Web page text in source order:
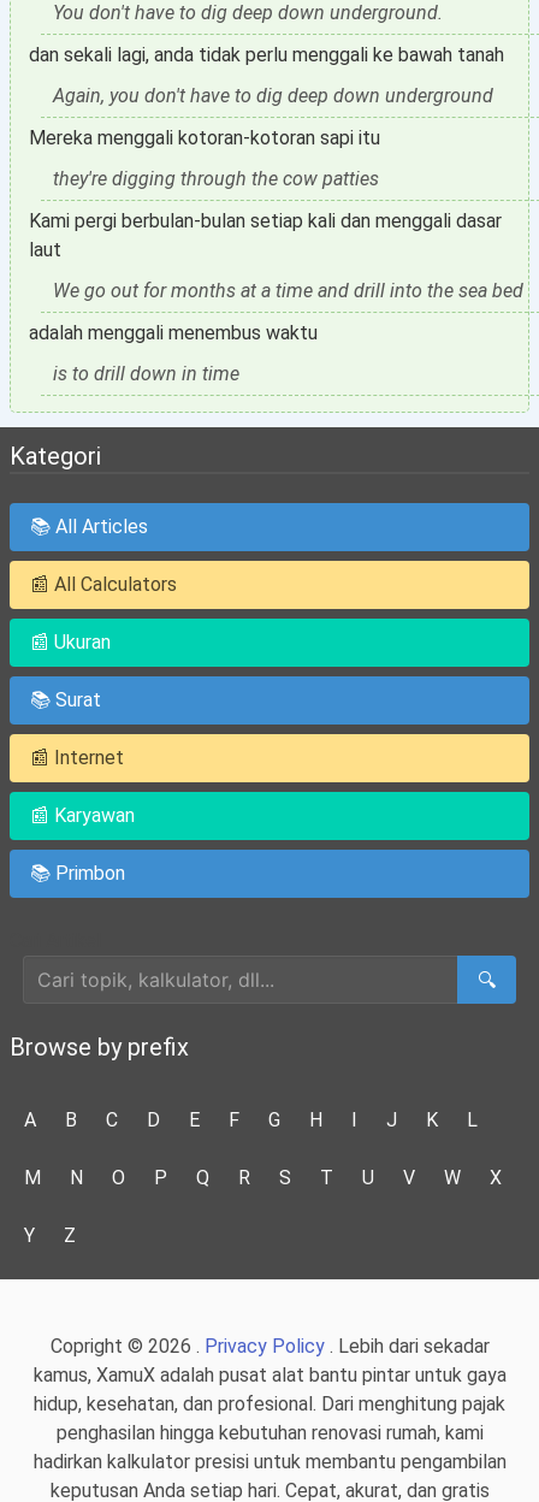
You don't have to dig deep down underground.
dan sekali lagi, anda tidak perlu menggali ke bawah tanah
Again, you don't have to dig deep down underground
Mereka menggali kotoran-kotoran sapi itu
they're digging through the cow patties
Kami pergi berbulan-bulan setiap kali dan menggali dasar
laut
We go out for months at a time and drill into the sea bed
adalah menggali menembus waktu
is to drill down in time
Kategori
📚 All Articles
📰 All Calculators
📰 Ukuran
📚 Surat
📰 Internet
📰 Karyawan
📚 Primbon
🔍
Browse by prefix
A B C D E F G H I J K L
M N O P Q R S T U V W X
Y Z
Copright © 2026 . Privacy Policy. Lebih dari sekadar
kamus, XamuX adalah pusat alat bantu pintar untuk gaya
hidup, kesehatan, dan profesional. Dari menghitung pajak
penghasilan hingga kebutuhan renovasi rumah, kami
hadirkan kalkulator presisi untuk membantu pengambilan
keputusan Anda setiap hari. Cepat, akurat, dan gratis